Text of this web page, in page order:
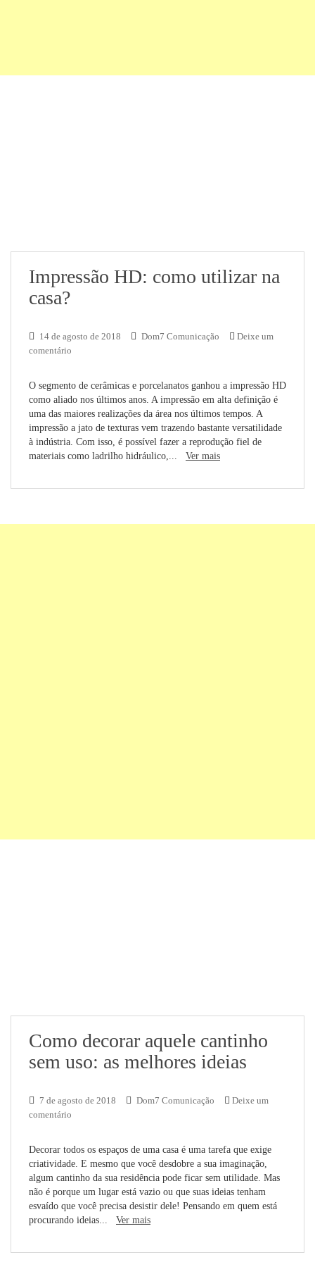
Impressão HD: como utilizar na
casa?
14 de agosto de 2018 Dom7 Comunicação
Deixe um
comentário
O segmento de cerâmicas e porcelanatos ganhou a impressão HD
como aliado nos últimos anos. A impressão em alta definição é
uma das maiores realizações da área nos últimos tempos. A
impressão a jato de texturas vem trazendo bastante versatilidade
à indústria. Com isso, é possível fazer a reprodução fiel de
materiais como ladrilho hidráulico,... Ver mais
Como decorar aquele cantinho
sem uso: as melhores ideias
7 de agosto de 2018 Dom7 Comunicação
Deixe um
comentário
Decorar todos os espaços de uma casa é uma tarefa que exige
criatividade. E mesmo que você desdobre a sua imaginação,
algum cantinho da sua residência pode ficar sem utilidade. Mas
não é porque um lugar está vazio ou que suas ideias tenham
esvaído que você precisa desistir dele! Pensando em quem está
procurando ideias... Ver mais